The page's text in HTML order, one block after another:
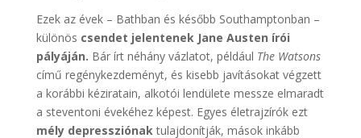
Ezek az évek – Bathban és később Southamptonban –
különös csendet jelentenek Jane Austen írói
pályáján. Bár írt néhány vázlatot, például The Watsons
című regénykezdeményt, és kisebb javításokat végzett
a korábbi kéziratain, alkotói lendülete messze elmaradt
a steventoni évekéhez képest. Egyes életrajzírók ezt
mély depressziónaktulajdonítják, mások inkább